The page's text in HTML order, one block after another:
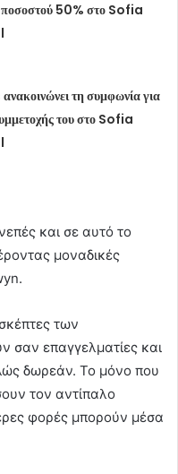
ποσοστού 50% στο Sofia
τη συμφωνία για
του στο Sofia
και σε αυτό το
μοναδικές
των
σαν επαγγελματίες και
δωρεάν. Το μόνο που
τον αντίπαλο
φορές μπορούν μέσα